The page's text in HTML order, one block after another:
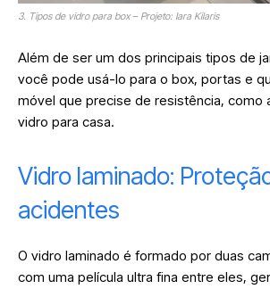
3. Tipos de vidro para box – Projeto: Iara Kilaris
Além de ser um dos principais tipos de
você pode usá-lo para o box, portas e
móvel que precise de resistência, como
vidro para casa.
Vidro laminado:
acidentes
O vidro laminado é formado por duas
com uma película ultra fina entre eles,